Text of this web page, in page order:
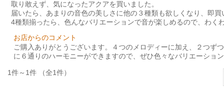
取り敢えず、気になったアクアを買いました。
届いたら、あまりの音色の美しさに他の３種類も欲しくなり、即買
4種類揃ったら、色んなバリエーションで音が楽しめるので、わく
お店からのコメント
ご購入ありがとうございます。４つのメロディーに加え、２つず
に６通りのハーモニーができますので、ぜひ色々なバリエーショ
1件～1件 （全1件）